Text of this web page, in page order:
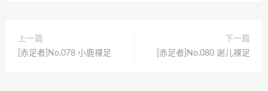
上一篇
[赤足者]No.078 小鹿裸足
下一篇
[赤足者]No.080 谢儿裸足